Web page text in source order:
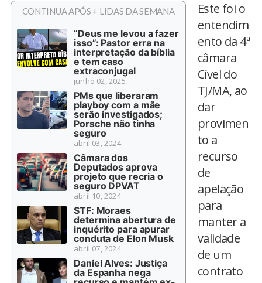
CONTINUA APÓS + LIDAS DA SEMANA
“Deus me levou a fazer
isso”: Pastor erra na
interpretação da bíblia
e tem caso
extraconjugal
junho 02, 2025
PMs que liberaram
playboy com a mãe
serão investigados;
Porsche não tinha
seguro
abril 03, 2024
Câmara dos
Deputados aprova
projeto que recria o
seguro DPVAT
abril 10, 2024
STF: Moraes
determina abertura de
inquérito para apurar
conduta de Elon Musk
abril 07, 2024
Daniel Alves: Justiça
da Espanha nega
Este foi o
entendim
ento da 4ª
câmara
Cível do
TJ/MA, ao
dar
provimen
to a
recurso
de
apelação
para
manter a
validade
de um
contrato